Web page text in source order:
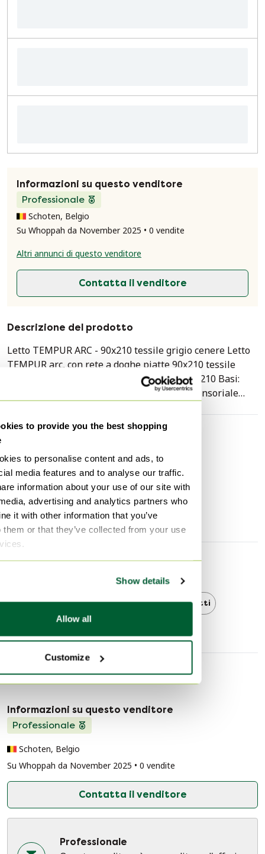
to provide you the best shopping
to personalise content and ads, to
media features and to analyse our traffic.
information about your use of our site with
advertising and analytics partners who
it with other information that you’ve
them or that they’ve collected from your use
Show details
Allow all
Customize
Informazioni su questo venditore
Professionale
Schoten, Belgio
Su Whoppah da November 2025 • 0 vendite
Altri annunci di questo venditore
Contatta il venditore
Descrizione del prodotto
Letto TEMPUR ARC - 90x210 tessile grigio cenere Letto
TEMPUR arc, con rete a doghe piatte 90x210 tessile
grigio cenere Struttura letto: arc tessile 90x210 Basi:
rete a doghe arc 90x210 Testiera: tessuto sensoriale
danneggiamento Materassi: materasso form plus ibrido,
TEMPUR form hybrid puoi godere di tutti i vantaggi per
cui TEMPUR è conosciuta in tutto il mondo. Questo
significa un comfort di sonno meravigliosamente
leggero e un supporto eccellente. La resilienza di questo
materasso garantisce che dopo essere stato compresso,
il materasso ritorni gradualmente alla sua forma
originale. Inoltre, il materasso offre un ottimale sollievo
dalla pressione e un buon isolamento termico, grazie
all'avanzata tecnologia aerospaziale incorporata nel
materasso. Il materasso si adatta quindi completamente
ai contorni del tuo corpo, offrendoti un'esperienza di
sonno unica.
Condizione
Buono
Colori
Grigio
Marchio
Tempur
Larghezza
90 cm
Tempur Tempur Letti Letti
Informazioni sul venditore
Informazioni su questo venditore
Professionale
Schoten, Belgio
Su Whoppah da November 2025 • 0 vendite
Contatta il venditore
Professionale